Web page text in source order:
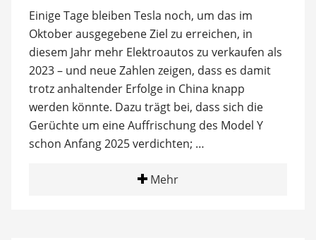
Einige Tage bleiben Tesla noch, um das im
Oktober ausgegebene Ziel zu erreichen, in
diesem Jahr mehr Elektroautos zu verkaufen als
2023 – und neue Zahlen zeigen, dass es damit
trotz anhaltender Erfolge in China knapp
werden könnte. Dazu trägt bei, dass sich die
Gerüchte um eine Auffrischung des Model Y
schon Anfang 2025 verdichten; …
Mehr